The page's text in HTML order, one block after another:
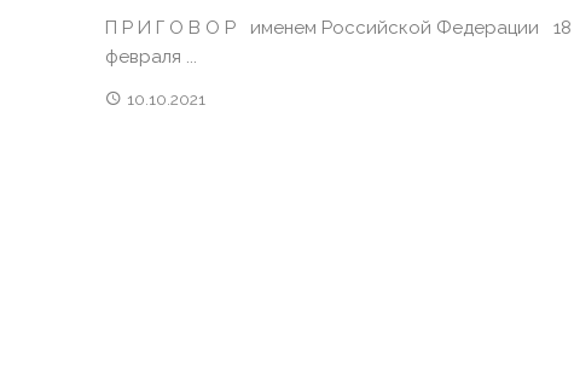
П Р И Г О В О Р именем Российской Федерации 18
февраля ...
10.10.2021